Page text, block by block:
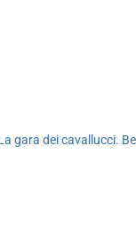
gara dei cavallucci.